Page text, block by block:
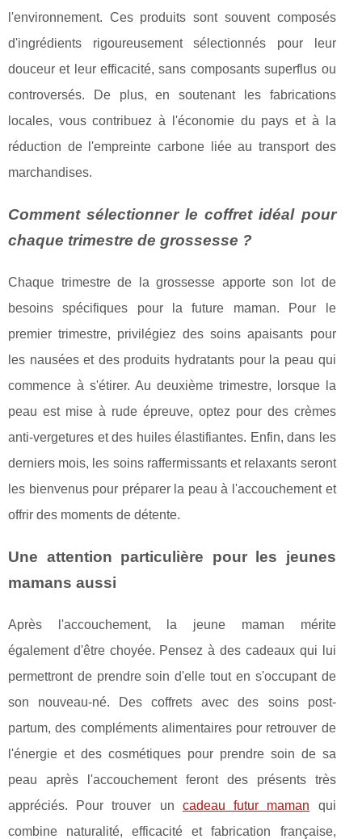
l'environnement. Ces produits sont souvent composés
d'ingrédients rigoureusement sélectionnés pour leur
douceur et leur efficacité, sans composants superflus ou
controversés. De plus, en soutenant les fabrications
locales, vous contribuez à l'économie du pays et à la
réduction de l'empreinte carbone liée au transport des
marchandises.
Comment sélectionner le coffret idéal pour
chaque trimestre de grossesse ?
Chaque trimestre de la grossesse apporte son lot de
besoins spécifiques pour la future maman. Pour le
premier trimestre, privilégiez des soins apaisants pour
les nausées et des produits hydratants pour la peau qui
commence à s'étirer. Au deuxième trimestre, lorsque la
peau est mise à rude épreuve, optez pour des crèmes
anti-vergetures et des huiles élastifiantes. Enfin, dans les
derniers mois, les soins raffermissants et relaxants seront
les bienvenus pour préparer la peau à l'accouchement et
offrir des moments de détente.
Une attention particulière pour les jeunes
mamans aussi
Après l'accouchement, la jeune maman mérite
également d'être choyée. Pensez à des cadeaux qui lui
permettront de prendre soin d'elle tout en s'occupant de
son nouveau-né. Des coffrets avec des soins post-
partum, des compléments alimentaires pour retrouver de
l'énergie et des cosmétiques pour prendre soin de sa
peau après l'accouchement feront des présents très
appréciés. Pour trouver un cadeau futur maman qui
combine naturalité, efficacité et fabrication française,